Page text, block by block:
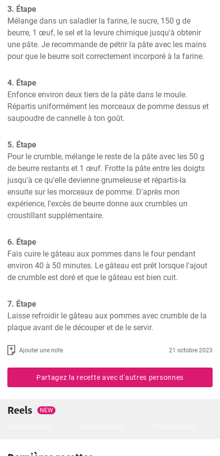
3. Étape
Mélange dans un saladier la farine, le sucre, 150 g de
beurre, 1 œuf, le sel et la levure chimique jusqu'à obtenir
une pâte. Je recommande de pétrir la pâte avec les mains
pour que le beurre soit correctement incorporé à la farine.
4. Étape
Enfonce environ deux tiers de la pâte dans le moule.
Répartis uniformément les morceaux de pomme dessus et
saupoudre de cannelle à ton goût.
5. Étape
Pour le crumble, mélange le reste de la pâte avec les 50 g
de beurre restants et 1 œuf. Frotte la pâte entre les doigts
jusqu'à ce qu'elle devienne grumeleuse et répartis-la
ensuite sur les morceaux de pomme. D'après mon
expérience, l'excès de beurre donne aux crumbles un
croustillant supplémentaire.
6. Étape
Fais cuire le gâteau aux pommes dans le four pendant
environ 40 à 50 minutes. Le gâteau est prêt lorsque l'ajout
de crumble est doré et que le gâteau est bien cuit.
7. Étape
Laisse refroidir le gâteau aux pommes avec crumble de la
plaque avant de le découper et de le servir.
Ajouter une note 21 octobre 2023
Partagez la recette avec d'autres personnes
Reels NEW